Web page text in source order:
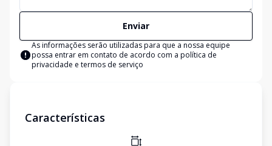
Enviar
As informações serão utilizadas para que a nossa equipe
possa entrar em contato de acordo com a política de
privacidade e termos de serviço
Características